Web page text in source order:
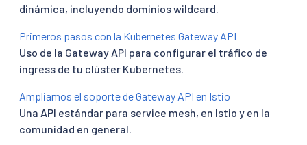
dinámica, incluyendo dominios wildcard.
Primeros pasos con la Kubernetes Gateway API
Uso de la Gateway API para configurar el tráfico de
ingress de tu clúster Kubernetes.
Ampliamos el soporte de Gateway API en Istio
Una API estándar para service mesh, en Istio y en la
comunidad en general.